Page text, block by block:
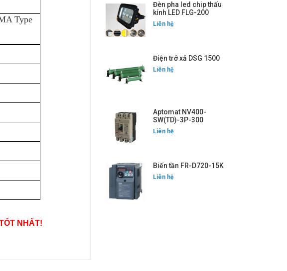
Type
NHẤT!
Đèn pha led chip thấu
kính LED FLG-200
Liên hệ
Điện trở xả DSG 1500
Liên hệ
Aptomat NV400-
SW(TD)-3P-300
Liên hệ
Biến tần FR-D720-15K
Liên hệ